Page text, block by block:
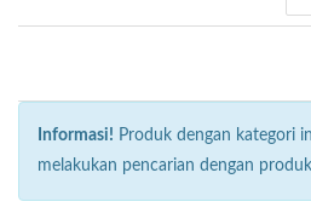
Informasi! Produk dengan kategori
melakukan pencarian dengan